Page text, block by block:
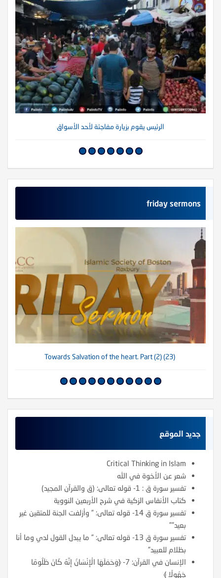
الرئيس يقوم بزيارة مفاجئة لأحد الأسواق
friday sermons
(23) Towards Salvation of the heart. Part (2)
جديد الموقع
Critical Thinking in Islam
شعر عن الأخوة في الله
تفسير سورة ق : 1- قوله تعالى: (ق والقرآن المجيد)
كتاب الأنفاس الزكية في شرح الأربعين النووية
تفسير سورة ق 14- قوله تعالى: ” وأزلفت الجنة للمتقين غير
بعيد””
تفسير سورة ق 13- قوله تعالى: ” ما يبدل القول لدي وما أنا
بظلام للعبيد”
الإنسان في القرآن: 7- ﴿وَحَمَلَهَا الْإِنْسَانُ إِنَّهُ كَانَ ظَلُومًا
جَهُولًا ﴾